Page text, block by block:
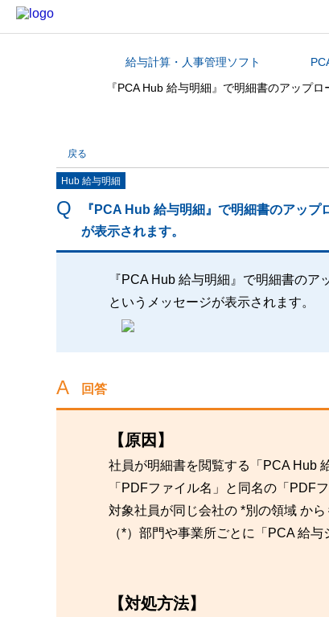
カテゴリから探す給与計算・人事管理ソフト
『PCA Hub 給与明細』で明細書のアップ
戻る
Hub 給与明細
『PCA Hub 給与明細』で明細書のアッ
が表示されます。
『PCA Hub 給与明細』で明細書の
というメッセージが表示されます。
回答
【原因】
社員が明細書を閲覧する「PCA Hub
「PDFファイル名」と同名の「PDF
対象社員が同じ会社の *別の領域 か
（*）部門や事業所ごとに「PCA 給
【対処方法】